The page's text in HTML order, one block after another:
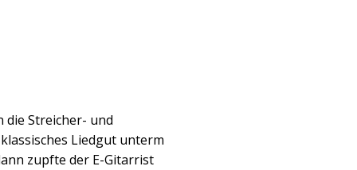
die Streicher- und
Liedgut unterm
zupfte der E-Gitarrist